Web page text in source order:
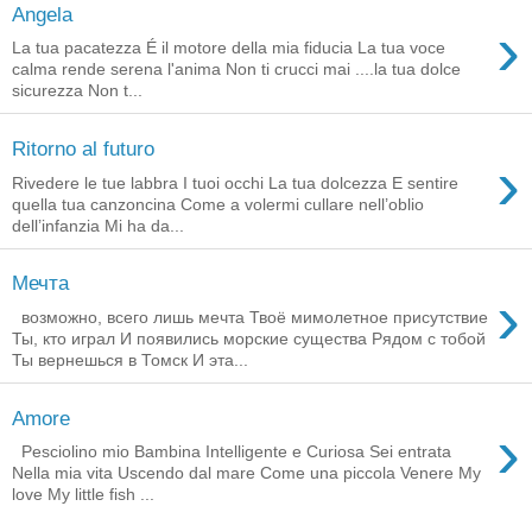
Angela ›
La tua pacatezza É il motore della mia fiducia La tua voce
calma rende serena l'anima Non ti crucci mai ....la tua dolce
sicurezza Non t...
Ritorno al futuro ›
Rivedere le tue labbra I tuoi occhi La tua dolcezza E sentire
quella tua canzoncina Come a volermi cullare nell’oblio
dell’infanzia Mi ha da...
Мечта ›
возможно, всего лишь мечта Твоё мимолетное присутствие
Ты, кто играл И появились морские существа Рядом с тобой
Ты вернешься в Томск И эта...
Amore ›
Pesciolino mio Bambina Intelligente e Curiosa Sei entrata
Nella mia vita Uscendo dal mare Come una piccola Venere My
love My little fish ...